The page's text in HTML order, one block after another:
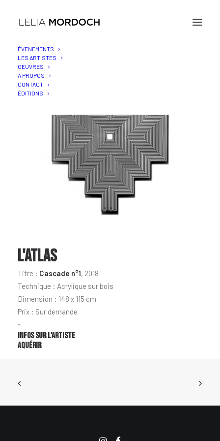
ÉVENEMENTS
LES ARTISTES
OEUVRES
À PROPOS
CONTACT
ÉDITIONS
L'ATLAS
Titre : Cascade n°1, 2018
Technique : Acrylique sur bois
Dimension : 148 x 115 cm
Prix : Sur demande
~
Infos sur l'artiste
Aquérir